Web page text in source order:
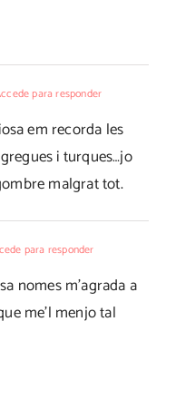
para responder
em recorda les
i turques…jo
malgrat tot.
para responder
nomes m'agrada a
me'l menjo tal